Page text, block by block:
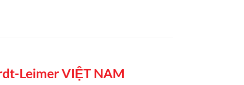
Leimer VIỆT NAM